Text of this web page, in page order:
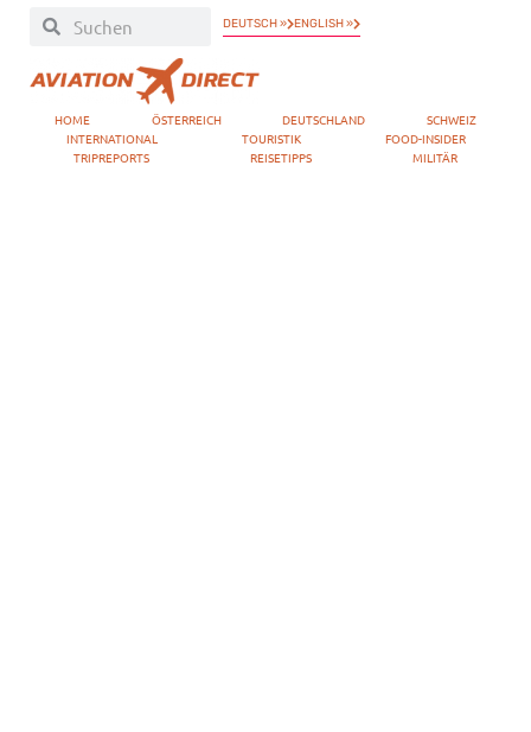
DEUTSCH » ENGLISH »
HOME ÖSTERREICH DEUTSCHLAND
SCHWEIZ
INTERNATIONAL
TOURISTIK
FOOD-INSIDER
TRIPREPORTS
REISETIPPS MILITÄR